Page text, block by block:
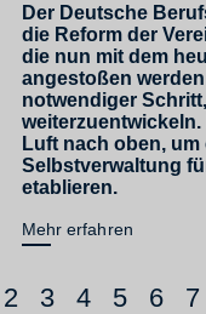
Der Deutsche
die Reform der
die nun mit dem
angestoßen
notwendiger
Luft nach oben,
Selbstverwaltung
etablieren.
Mehr erfahren
2 3 4 5 6 7